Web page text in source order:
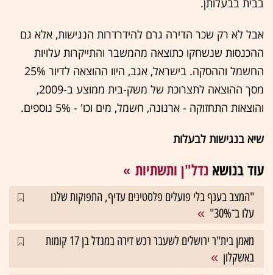
אבל לא רק שכר הדירה גרם להידרדרות הנגישות, אלא גם
ההכנסות שנשחקו כתוצאה מהמשבר והתייקרות עלויות
החשמל וההסקה. בישראל, אגב, היוו ההוצאה לדיור 25%
מסך ההוצאה לתצרוכת של משק-בית ממוצע ב-2009,
והוצאות התחזוקה - ארנונה, חשמל, מים וכו' - 5% נוספים.
שיא בנגישות לבעלות
עוד בנושא נדל"ן ותשתיות
"המצב בענף בלי פועלים פלסטינים עדיף, התפוקות שלנו
עלו ב־30%"
מאמן בית"ר ירושלים לשעבר רכש דירה במגדל בן 17 קומות
באשקלון